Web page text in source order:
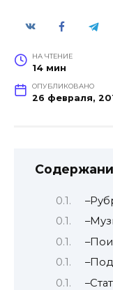
НА ЧТЕНИЕ
14 мин
ОПУБЛИКОВАНО
26 февраля,